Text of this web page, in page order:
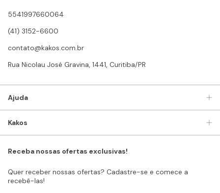
5541997660064
(41) 3152-6600
contato@kakos.com.br
Rua Nicolau José Gravina, 1441, Curitiba/PR
Ajuda
Kakos
Receba nossas ofertas exclusivas!
Quer receber nossas ofertas? Cadastre-se e comece a
recebê-las!